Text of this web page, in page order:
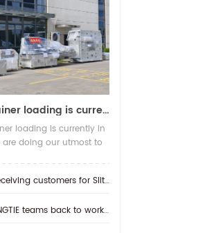
A new container loading is currently in progress.
loading is currently in
are doing our utmost to
possible time.
customers for Slitting machine with differential Slip Shaft
teams back to work at Feb.25th.